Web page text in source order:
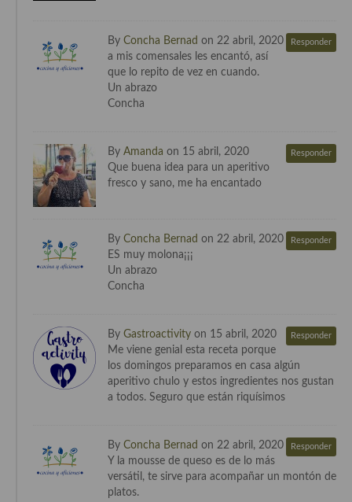
Cocina Britanica
Cocina de Polonia
Cocina de Ucrania
Cocina Francesa
Cocina Holandesa
Cocina Hungara
Cocina Irlanda
Cocina Luxemburgo
By Concha Bernad on 22 abril, 2020 Responder
a mis comensales les encantó, así
que lo repito de vez en cuando.
Un abrazo
Concha
By Amanda on 15 abril, 2020 Responder
Que buena idea para un aperitivo
fresco y sano, me ha encantado
By Concha Bernad on 22 abril, 2020 Responder
ES muy molona¡¡¡
Un abrazo
Concha
By Gastroactivity on 15 abril, 2020 Responder
Me viene genial esta receta porque
los domingos preparamos en casa algún
aperitivo chulo y estos ingredientes nos gustan
a todos. Seguro que están riquísimos
By Concha Bernad on 22 abril, 2020 Responder
Y la mousse de queso es de lo más
versátil, te sirve para acompañar un montón de
platos.